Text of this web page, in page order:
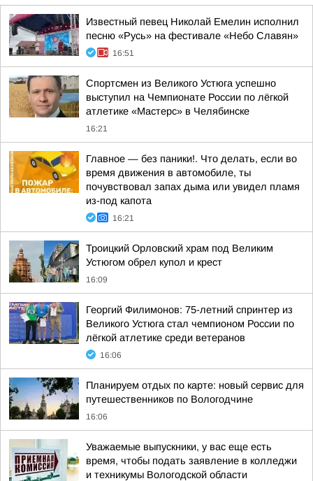
Известный певец Николай Емелин исполнил
песню «Русь» на фестивале «Небо Славян»
16:51
Спортсмен из Великого Устюга успешно
выступил на Чемпионате России по лёгкой
атлетике «Мастерс» в Челябинске
16:21
Главное — без паники!. Что делать, если во
время движения в автомобиле, ты
почувствовал запах дыма или увидел пламя
из-под капота
16:21
Троицкий Орловский храм под Великим
Устюгом обрел купол и крест
16:09
Георгий Филимонов: 75-летний спринтер из
Великого Устюга стал чемпионом России по
лёгкой атлетике среди ветеранов
16:06
Планируем отдых по карте: новый сервис для
путешественников по Вологодчине
16:06
Уважаемые выпускники, у вас еще есть
время, чтобы подать заявление в колледжи
и техникумы Вологодской области